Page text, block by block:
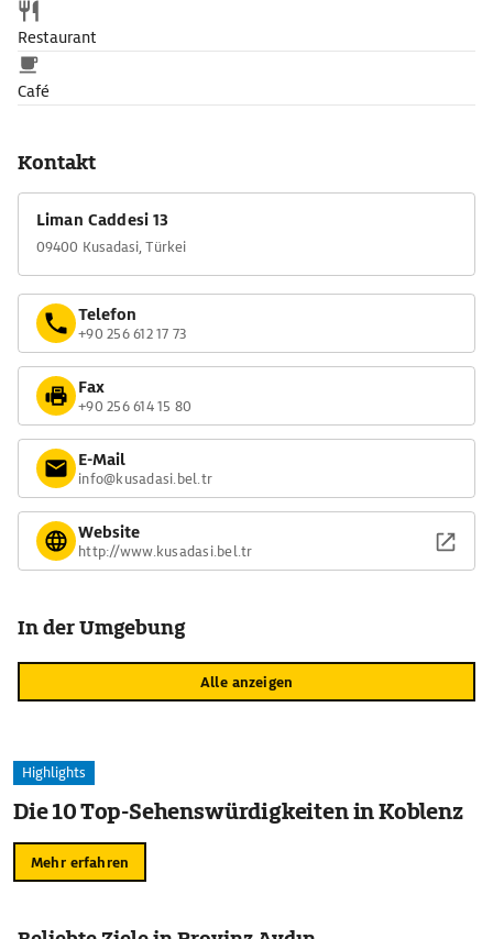
Restaurant
Café
Kontakt
Liman Caddesi 13
09400 Kusadasi, Türkei
Telefon
+90 256 612 17 73
Fax
+90 256 614 15 80
E-Mail
info@kusadasi.bel.tr
Website
http://www.kusadasi.bel.tr
In der Umgebung
Alle anzeigen
Highlights
Die 10 Top-Sehenswürdigkeiten in Koblenz
Mehr erfahren